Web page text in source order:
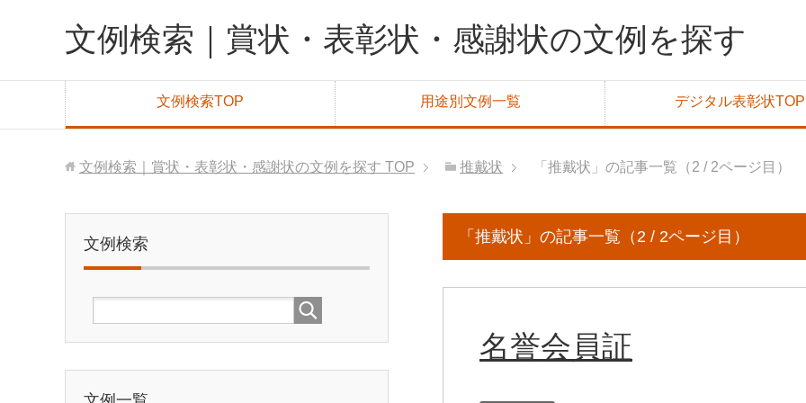
文例検索｜賞状・表彰状・感謝状の文例を探す
文例検索TOP 用途別文例一覧 デジタル表彰状TOP
文例検索｜賞状・表彰状・感謝状の文例を探す TOP 推戴状 「推戴状」の記事一覧（2 / 2ページ目）
「推戴状」の記事一覧（2 / 2ページ目）
名誉会員証
文例検索